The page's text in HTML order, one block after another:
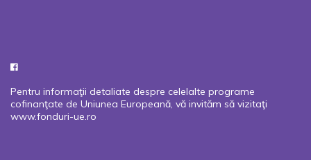
Pentru informaţii detaliate despre celelalte programe
cofinanţate de Uniunea Europeană, vă invităm să vizitaţi
www.fonduri-ue.ro